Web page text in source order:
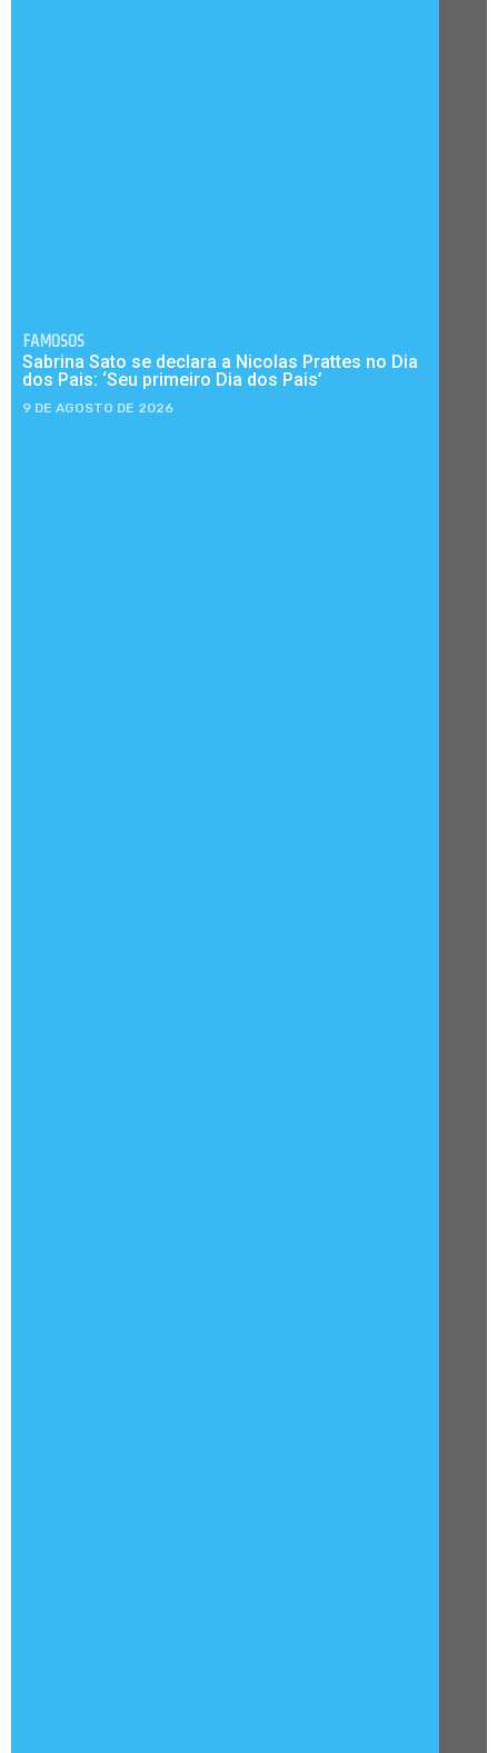
FAMOSOS
Sabrina Sato se declara a Nicolas Prattes no Dia
dos Pais: ‘Seu primeiro Dia dos Pais’
9 DE AGOSTO DE 2026